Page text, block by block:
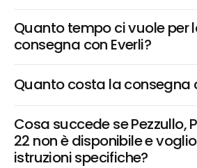
Quanto tempo ci vuole per
consegna con Everli?
Quanto costa la consegna
Cosa succede se Pezzullo,
22 non è disponibile e
istruzioni specifiche?